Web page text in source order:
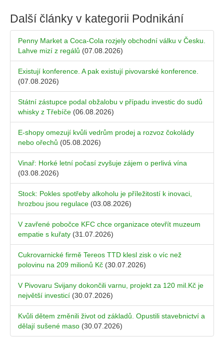
Další články v kategorii Podnikání
Penny Market a Coca-Cola rozjely obchodní válku v Česku.
Lahve mizí z regálů (07.08.2026)
Existují konference. A pak existují pivovarské konference.
(07.08.2026)
Státní zástupce podal obžalobu v případu investic do sudů
whisky z Třebíče (06.08.2026)
E-shopy omezují kvůli vedrům prodej a rozvoz čokolády
nebo ořechů (05.08.2026)
Vinař: Horké letní počasí zvyšuje zájem o perlivá vína
(03.08.2026)
Stock: Pokles spotřeby alkoholu je příležitostí k inovaci,
hrozbou jsou regulace (03.08.2026)
V zavřené pobočce KFC chce organizace otevřít muzeum
empatie s kuřaty (31.07.2026)
Cukrovarnické firmě Tereos TTD klesl zisk o víc než
polovinu na 209 milionů Kč (30.07.2026)
V Pivovaru Svijany dokončili varnu, projekt za 120 mil.Kč je
největší investicí (30.07.2026)
Kvůli dětem změnili život od základů. Opustili stavebnictví a
dělají sušené maso (30.07.2026)